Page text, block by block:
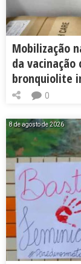
Mobilização
da
bronquiolite
0
8 de agosto de 2026